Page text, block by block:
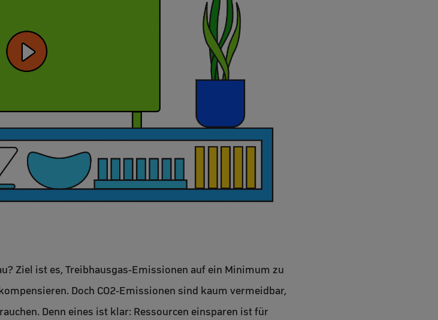
Ziel ist es, Treibhausgas-Emissionen auf ein Minimum zu
Doch CO2-Emissionen sind kaum vermeidbar,
Denn eines ist klar: Ressourcen einsparen ist für